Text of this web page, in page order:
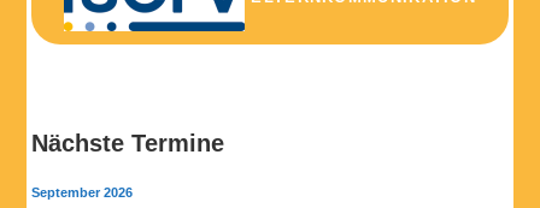
Nächste Termine
September 2026